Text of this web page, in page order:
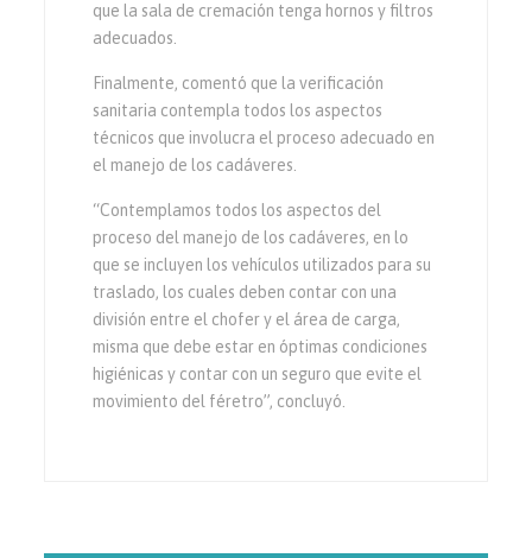
que la sala de cremación tenga hornos y filtros
adecuados.
Finalmente, comentó que la verificación
sanitaria contempla todos los aspectos
técnicos que involucra el proceso adecuado en
el manejo de los cadáveres.
“Contemplamos todos los aspectos del
proceso del manejo de los cadáveres, en lo
que se incluyen los vehículos utilizados para su
traslado, los cuales deben contar con una
división entre el chofer y el área de carga,
misma que debe estar en óptimas condiciones
higiénicas y contar con un seguro que evite el
movimiento del féretro”, concluyó.